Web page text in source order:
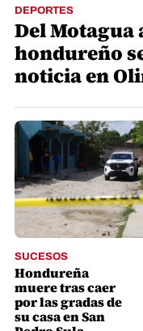
DEPORTES
Del Motagua
hondureño
noticia en
SUCESOS
Hondureña
muere tras caer
por las gradas de
su casa en San